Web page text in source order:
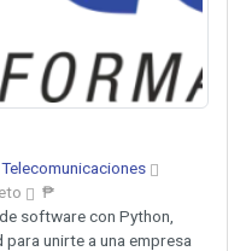
Telecomunicaciones
₱
software con Python,
unirte a una empresa